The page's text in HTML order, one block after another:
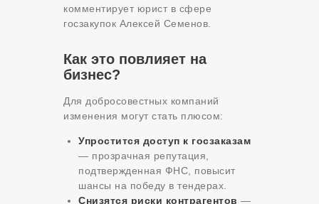
комментирует юрист в сфере
госзакупок Алексей Семенов.
Как это повлияет на
бизнес?
Для добросовестных компаний
изменения могут стать плюсом:
Упростится доступ к госзаказам
— прозрачная репутация,
подтвержденная ФНС, повысит
шансы на победу в тендерах.
Снизятся риски контрагентов —